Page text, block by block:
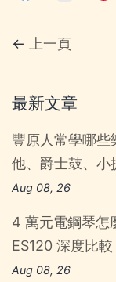
← 上一頁
最新文章
豐原人常學哪
他、爵士鼓、小
Aug 08, 26
4 萬元電鋼琴怎
ES120 深度比
Aug 08, 26